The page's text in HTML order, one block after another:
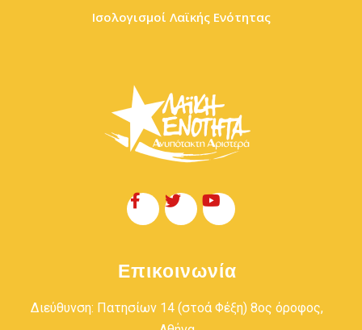
Ισολογισμοί Λαϊκής Ενότητας
Επικοινωνία
Διεύθυνση: Πατησίων 14 (στοά Φέξη) 8ος όροφος,